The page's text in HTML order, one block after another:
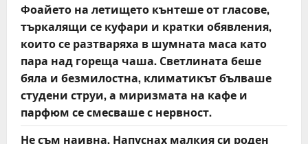
Фоайето на летището кънтеше от гласове,
търкалящи се куфари и кратки обявления,
които се разтваряха в шумната маса като
пара над гореща чаша. Светлината беше
бяла и безмилостна, климатикът бълваше
студени струи, а миризмата на кафе и
парфюм се смесваше с нервност.
Не съм наивна. Напуснах малкия си роден